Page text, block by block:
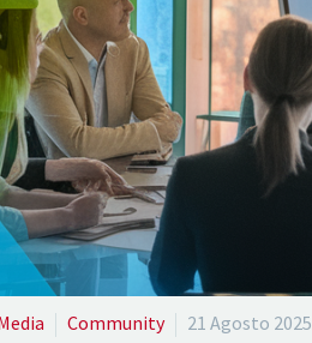
Community 21 Agosto 2025